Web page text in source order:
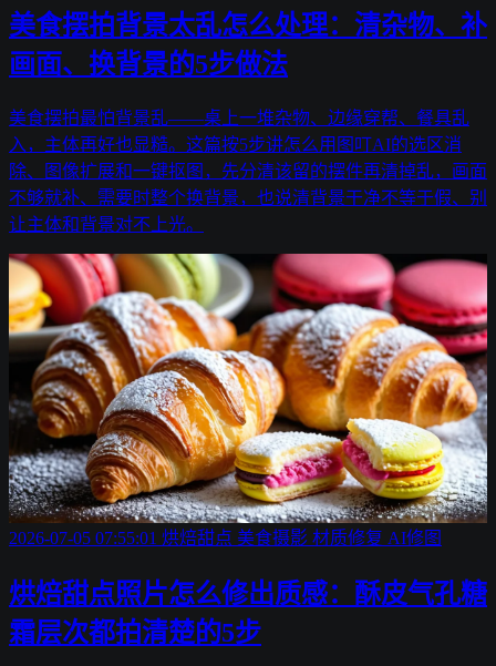
美食摆拍背景太乱怎么处理：清杂物、补
画面、换背景的5步做法
美食摆拍最怕背景乱——桌上一堆杂物、边缘穿帮、餐具乱
入，主体再好也显糙。这篇按5步讲怎么用图叮AI的选区消
除、图像扩展和一键抠图，先分清该留的摆件再清掉乱，画面
不够就补、需要时整个换背景，也说清背景干净不等于假、别
让主体和背景对不上光。
2026-07-05 07:55:01 烘焙甜点 美食摄影 材质修复 AI修图
烘焙甜点照片怎么修出质感：酥皮气孔糖
霜层次都拍清楚的5步